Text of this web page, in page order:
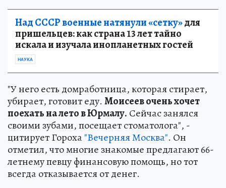
Над СССР военные натянули «сетку»для
пришельцев: как страна 13 лет тайно
искала и изучала инопланетных гостей
НАУКА
"У него есть домработница, которая стирает,
убирает, готовит еду. Моисеев очень хочет
поехать на лето в Юрмалу. Сейчас занялся
своими зубами, посещает стоматолога", -
цитирует Гороха"Вечерняя Москва". Он
отметил, что многие знакомые предлагают 66-
летнему певцу финансовую помощь, но тот
всегда отказывается от денег.